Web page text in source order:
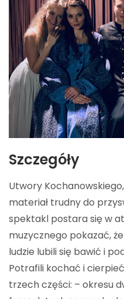
Szczegóły
Utwory
materiał trudny do
spektakl postara się w
muzycznego pokazać,
ludzie lubili się bawić i
Potrafili kochać i
trzech części: – okresu